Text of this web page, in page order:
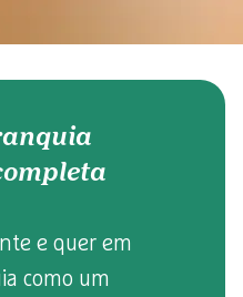
e quer em
como um